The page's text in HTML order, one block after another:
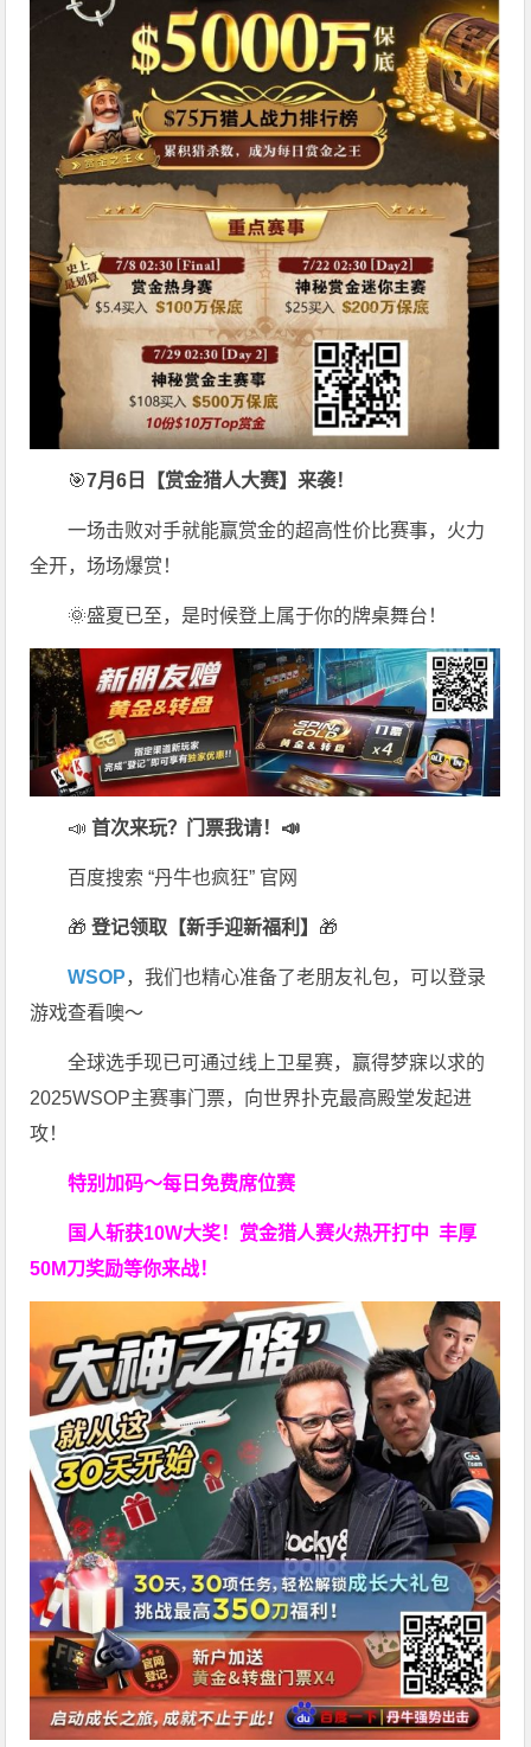
🎯7月6日【赏金猎人大赛】来袭！
一场击败对手就能赢赏金的超高性价比赛事，火力
全开，场场爆赏！
🌞盛夏已至，是时候登上属于你的牌桌舞台！
📣首次来玩？门票我请！📣
百度搜索 “丹牛也疯狂” 官网
🎁 登记领取【新手迎新福利】 🎁
WSOP，我们也精心准备了老朋友礼包，可以登录
游戏查看噢～
全球选手现已可通过线上卫星赛，赢得梦寐以求的
2025WSOP主赛事门票，向世界扑克最高殿堂发起进
攻！
特别加码～每日免费席位赛
国人斩获10W大奖！ 赏金猎人赛火热开打中 丰厚
50M刀奖励等你来战！